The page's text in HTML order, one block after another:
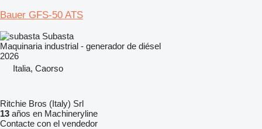
Bauer GFS-50 ATS
Subasta
Maquinaria industrial - generador de diésel
2026
Italia, Caorso
Ritchie Bros (Italy) Srl
13 años en Machineryline
Contacte con el vendedor